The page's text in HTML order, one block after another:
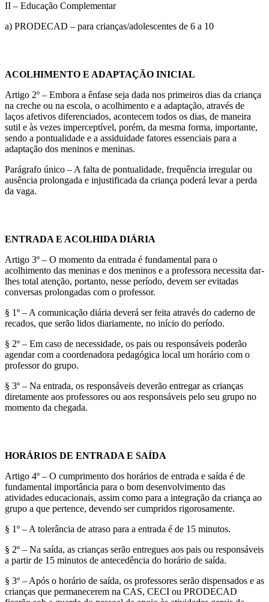
II – Educação Complementar
a) PRODECAD – para crianças/adolescentes de 6 a 10
ACOLHIMENTO E ADAPTAÇÃO INICIAL
Artigo 2º – Embora a ênfase seja dada nos primeiros dias da criança
na creche ou na escola, o acolhimento e a adaptação, através de
laços afetivos diferenciados, acontecem todos os dias, de maneira
sutil e às vezes imperceptível, porém, da mesma forma, importante,
sendo a pontualidade e a assiduidade fatores essenciais para a
adaptação dos meninos e meninas.
Parágrafo único – A falta de pontualidade, frequência irregular ou
ausência prolongada e injustificada da criança poderá levar a perda
da vaga.
ENTRADA E ACOLHIDA DIÁRIA
Artigo 3º – O momento da entrada é fundamental para o
acolhimento das meninas e dos meninos e a professora necessita dar-
lhes total atenção, portanto, nesse período, devem ser evitadas
conversas prolongadas com o professor.
§ 1º – A comunicação diária deverá ser feita através do caderno de
recados, que serão lidos diariamente, no início do período.
§ 2º – Em caso de necessidade, os pais ou responsáveis poderão
agendar com a coordenadora pedagógica local um horário com o
professor do grupo.
§ 3º – Na entrada, os responsáveis deverão entregar as crianças
diretamente aos professores ou aos responsáveis pelo seu grupo no
momento da chegada.
HORÁRIOS DE ENTRADA E SAÍDA
Artigo 4º – O cumprimento dos horários de entrada e saída é de
fundamental importância para o bom desenvolvimento das
atividades educacionais, assim como para a integração da criança ao
grupo a que pertence, devendo ser cumpridos rigorosamente.
§ 1º – A tolerância de atraso para a entrada é de 15 minutos.
§ 2º – Na saída, as crianças serão entregues aos pais ou responsáveis
a partir de 15 minutos de antecedência do horário de saída.
§ 3º – Após o horário de saída, os professores serão dispensados e as
crianças que permanecerem na CAS, CECI ou PRODECAD